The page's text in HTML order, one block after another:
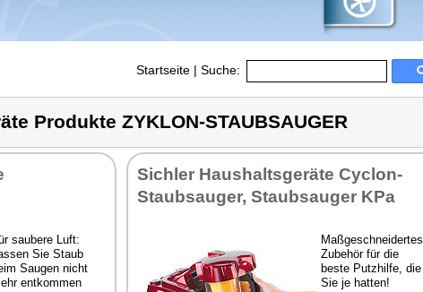
Startseite | Suche:
Produkte ZYKLON-STAUBSAUGER
saubere Luft:
Sie Staub
Saugen nicht
entkommen
Sichler Haushaltsgeräte Cyclon-
Staubsauger, Staubsauger KPa
Maßgeschneidertes
Zubehör für die
beste Putzhilfe, die
Sie je hatten!